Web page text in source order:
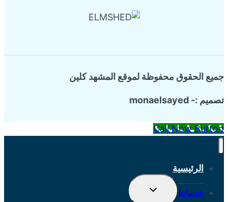
جميع الحقوق محفوظة لموقع المشهد كلين
تصميم :- monaelsayed
Call Now Button
الرئيسية
خدماتنا
تبديل
القائمة